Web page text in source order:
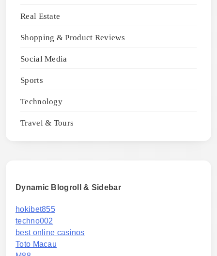
Real Estate
Shopping & Product Reviews
Social Media
Sports
Technology
Travel & Tours
Dynamic Blogroll & Sidebar
hokibet855
techno002
best online casinos
Toto Macau